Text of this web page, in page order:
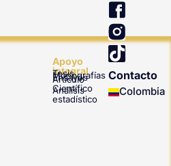
Apoyo
integral
Tesis
Monografías
Ensayos
Artículo
Científico
Análisis
estadístico
T
i
k
t
o
k
Contacto
Colombia